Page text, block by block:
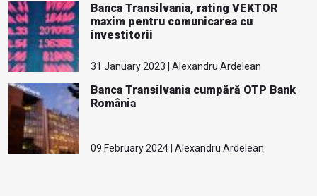
Banca Transilvania, rating VEKTOR
maxim pentru comunicarea cu
investitorii
31 January 2023 | Alexandru Ardelean
Banca Transilvania cumpără OTP Bank
România
09 February 2024 | Alexandru Ardelean